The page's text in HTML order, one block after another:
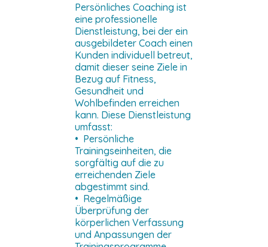
Persönliches Coaching ist
eine professionelle
Dienstleistung, bei der ein
ausgebildeter Coach einen
Kunden individuell betreut,
damit dieser seine Ziele in
Bezug auf Fitness,
Gesundheit und
Wohlbefinden erreichen
kann. Diese Dienstleistung
umfasst:
• Persönliche
Trainingseinheiten, die
sorgfältig auf die zu
erreichenden Ziele
abgestimmt sind.
• Regelmäßige
Überprüfung der
körperlichen Verfassung
und Anpassungen der